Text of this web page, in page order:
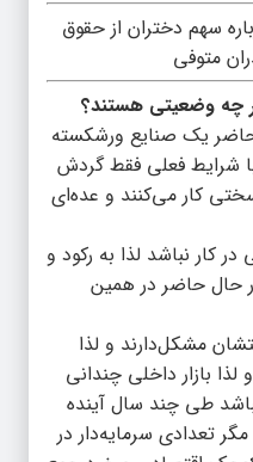
سهم دختران از حقوق
متوفی
چه وضعیتی هستند؟
یک صنایع ورشکسته
شرایط فعلی فقط گردش
کار می‌کنند و عده‌ای
کار نباشد لذا به رکود و
حال حاضر در همین
مشکل‌دارند و لذا
بازار داخلی چندانی
طی چند سال آینده
تعدادی سرمایه‌دار در